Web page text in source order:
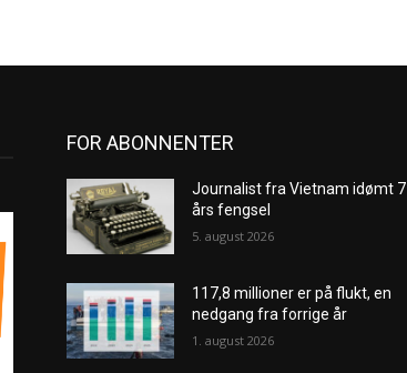
FOR ABONNENTER
Journalist fra Vietnam idømt 7
års fengsel
5. august 2026
117,8 millioner er på flukt, en
nedgang fra forrige år
1. august 2026